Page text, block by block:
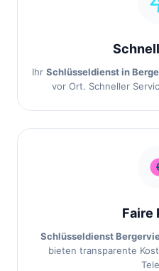
Ihr Schlüsseldienst in
vor Ort. Schneller
Faire
Schlüsseldienst
bieten transparente